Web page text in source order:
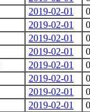
2019-02-01
2019-02-01
2019-02-01
2019-02-01
2019-02-01
2019-02-01
2019-02-01
2019-02-01